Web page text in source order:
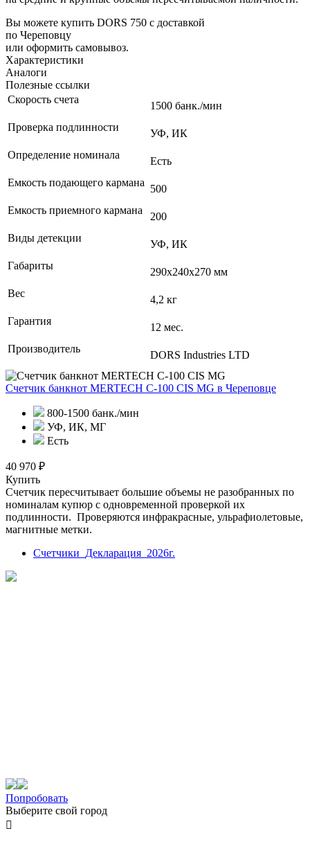
Вы можете купить DORS 750 с доставкой
по Череповцу
или оформить самовывоз.
Характеристики
Аналоги
Полезные ссылки
Скорость счета
1500 банк./мин
Проверка подлинности
УФ, ИК
Определение номинала
Есть
Емкость подающего кармана
500
Емкость приемного кармана
200
Виды детекции
УФ, ИК
Габариты
290х240х270 мм
Вес
4,2 кг
Гарантия
12 мес.
Производитель
DORS Industries LTD
Счетчик банкнот MERTECH C-100 CIS MG в Череповце
800-1500 банк./мин
УФ, ИК, МГ
Есть
40 970 ₽
Купить
Счетчик пересчитывает большие объемы не разобранных по
номиналам купюр с одновременной проверкой их
подлинности. Проверяются инфракрасные, ульрафиолетовые,
магнитные метки.
Счетчики_Декларация_2026г.
Попробовать
Выберите свой город
